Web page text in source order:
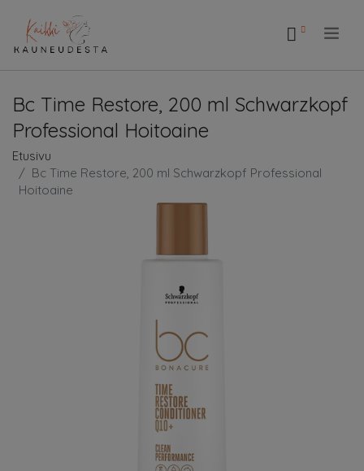
Bc Time Restore, 200 ml Schwarzkopf
Professional Hoitoaine
Etusivu
Bc Time Restore, 200 ml Schwarzkopf Professional
Hoitoaine